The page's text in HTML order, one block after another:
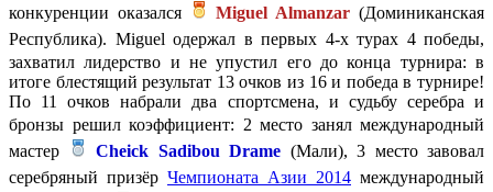
конкуренции оказался
Miguel Almanzar (Доминиканская
Республика). Miguel одержал в первых 4-х турах 4 победы,
захватил лидерство и не упустил его до конца турнира: в
итоге блестящий результат 13 очков из 16 и победа в турнире!
По 11 очков набрали два спортсмена, и судьбу серебра и
бронзы решил коэффициент: 2 место занял международный
мастер
Cheick Sadibou Drame (Мали), 3 место завовал
серебряный призёр Чемпионата Азии 2014 международный